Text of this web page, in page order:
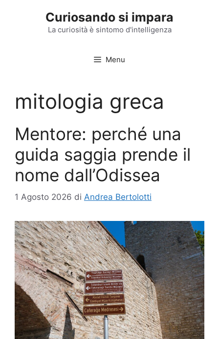
Curiosando si impara
La curiosità è sintomo d'intelligenza
Menu
mitologia greca
Mentore: perché una
guida saggia prende il
nome dall’Odissea
1 Agosto 2026 di Andrea Bertolotti